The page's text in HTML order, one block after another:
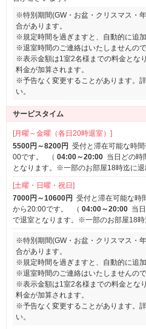
※特別期間(GW・お盆・クリスマス・
合があります。
※規定時間を過ぎますと、自動的に追加
※退室時間のご連絡はいたしませんので
※表示金額は1室2名様までの料金とな
料金が加算されます。
※予告なく変更することがあります。
い。
サービスタイム
[月曜～金曜（各日20時退室）]
5500円～8200円 受付と滞在可能な時
00です。
（ 04:00～20:00 当日どの時
となります。※一部のお部屋18時迄に退
[土曜・日曜・祝日]
7000円～10600円 受付と滞在可能な時
から20:00です。
（ 04:00～20:00 当
で退室となります。※一部のお部屋18時
※特別期間(GW・お盆・クリスマス・
合があります。
※規定時間を過ぎますと、自動的に追加
※退室時間のご連絡はいたしませんので
※表示金額は1室2名様までの料金とな
料金が加算されます。
※予告なく変更することがあります。
い。